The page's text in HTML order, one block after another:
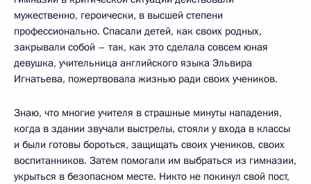
мужественно, героически, в высшей степени
профессионально. Спасали детей, как своих родных,
закрывали собой – так, как это сделала совсем юная
девушка, учительница английского языка Эльвира
Игнатьева, пожертвовала жизнью ради своих учеников.
Знаю, что многие учителя в страшные минуты нападения,
когда в здании звучали выстрелы, стояли у входа в классы
и были готовы бороться, защищать своих учеников, своих
воспитанников. Затем помогали им выбраться из гимназии,
укрыться в безопасном месте. Никто не покинул свой пост,